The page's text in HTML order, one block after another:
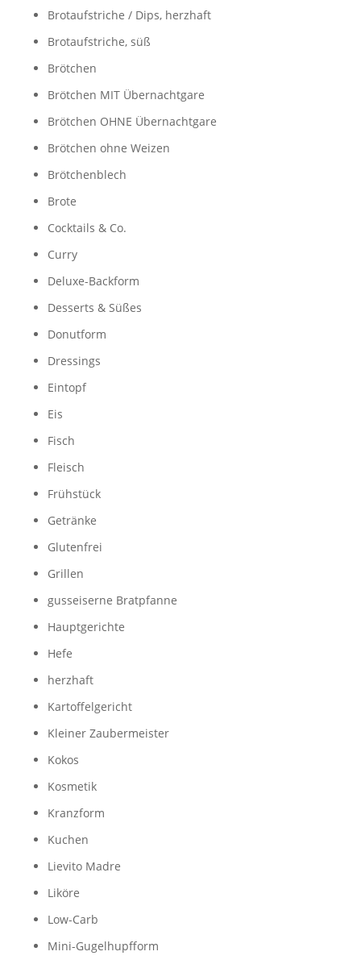
Brotaufstriche / Dips, herzhaft
Brotaufstriche, süß
Brötchen
Brötchen MIT Übernachtgare
Brötchen OHNE Übernachtgare
Brötchen ohne Weizen
Brötchenblech
Brote
Cocktails & Co.
Curry
Deluxe-Backform
Desserts & Süßes
Donutform
Dressings
Eintopf
Eis
Fisch
Fleisch
Frühstück
Getränke
Glutenfrei
Grillen
gusseiserne Bratpfanne
Hauptgerichte
Hefe
herzhaft
Kartoffelgericht
Kleiner Zaubermeister
Kokos
Kosmetik
Kranzform
Kuchen
Lievito Madre
Liköre
Low-Carb
Mini-Gugelhupfform